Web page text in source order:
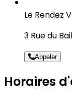
Le Rendez
3 Rue du
Appeler
Horaires